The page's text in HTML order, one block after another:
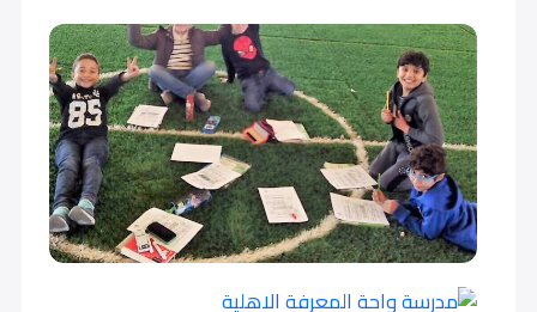
أول متوسط (Grade 7) 12,000
12,000
ثاني متوسط (Grade 8) 12,000
12,000
ثالث متوسط (Grade 9) 12,000
12,000